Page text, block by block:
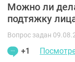
Можно ли
подтяжку
Вопрос задан
+1